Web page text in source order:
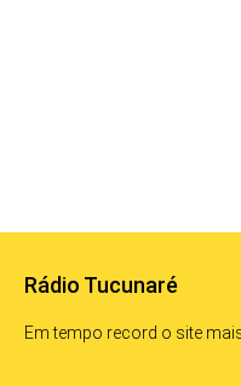
Rádio Tucunaré
Em tempo record o site